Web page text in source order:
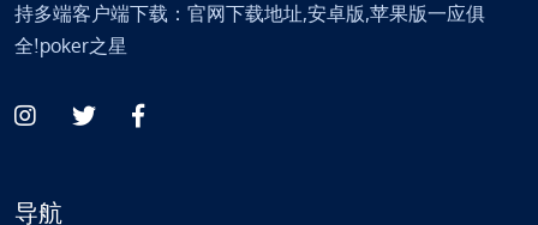
持多端客户端下载：官网下载地址,安卓版,苹果版一应俱
全!poker之星
导航